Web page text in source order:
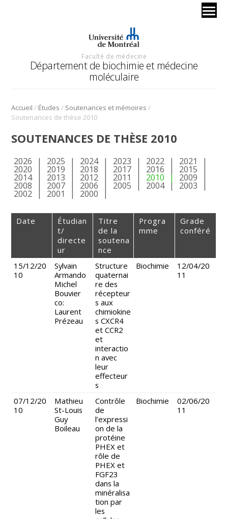
Faculté de médecine
Département de biochimie et médecine
moléculaire
Accueil / Études / Soutenances et mémoires /
Soutenances de thèse 2010
SOUTENANCES DE THÈSE 2010
2026 2025 2024 2023 2022 2021
2020 2019 2018 2017 2016 2015
2014 2013 2012 2011 2010 2009
2008 2007 2006 2005 2004 2003
2002 2001 2000
Date
Étudian
t/
directe
ur
Titre
de la
soutena
nce
Progra
mme
Grade
conféré
15/12/20
10
Sylvain
Armando
Michel
Bouvier
co:
Laurent
Prézeau
Structure
quaternai
re des
récepteur
s aux
chimiokine
s CXCR4
et CCR2
et
interactio
n avec
leur
effecteur
s
Biochimie
12/04/20
11
07/12/20
10
Mathieu
St-Louis
Guy
Boileau
Contrôle
de
l’expressi
on de la
protéine
PHEX et
rôle de
PHEX et
FGF23
dans la
minéralisa
tion par
les
Biochimie
02/06/20
11